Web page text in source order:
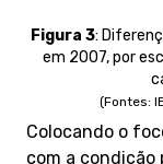
Figura 3:
em 2007, por
(Fontes:
Colocando o
com a condição